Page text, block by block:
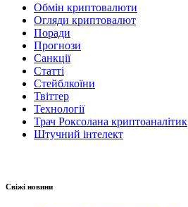
Обмін криптовалюти
Огляди криптовалют
Поради
Прогнози
Санкції
Статті
Стейблкоїни
Твіттер
Технології
Трач Роксолана криптоаналітик
Штучний інтелект
Свіжі новини